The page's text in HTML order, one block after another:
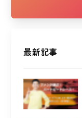
最新記事